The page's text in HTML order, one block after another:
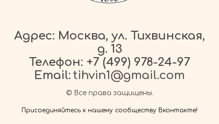
Адрес: Москва, ул. Тихвинская,
д. 13
Телефон: +7 (499) 978-24-97
Email:tihvin1@gmail.com
© Все права защищены.
Присоединяйтесь к нашему сообществу Вконтакте!